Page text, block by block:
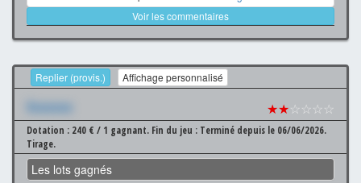
Voir les commentaires
Replier (provis.) Affichage personnalisé
Xxxxxxx ★★☆☆☆☆
Dotation : 240 € / 1 gagnant. Fin du jeu : Terminé depuis le 06/06/2026.
Tirage.
Les lots gagnés